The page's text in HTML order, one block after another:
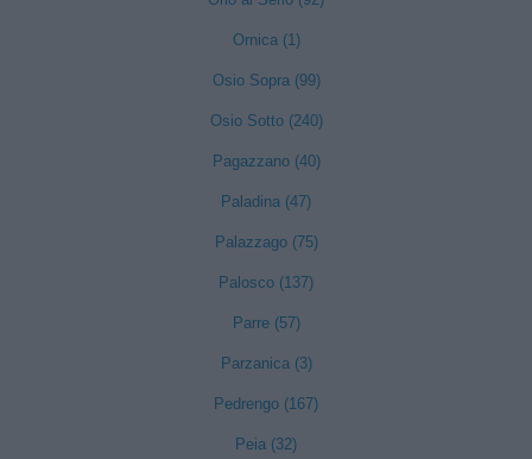
Ornica (1)
Osio Sopra (99)
Osio Sotto (240)
Pagazzano (40)
Paladina (47)
Palazzago (75)
Palosco (137)
Parre (57)
Parzanica (3)
Pedrengo (167)
Peia (32)